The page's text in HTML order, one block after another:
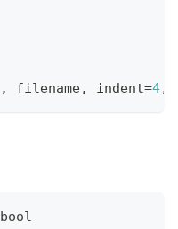
, filename, indent=4,
bool